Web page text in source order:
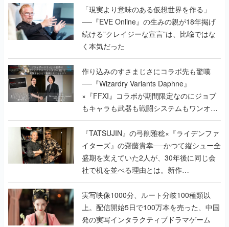
「現実より意味のある仮想世界を作る」
──『EVE Online』の生みの親が18年掲げ
続ける”クレイジーな宣言”は、比喩ではな
く本気だった
作り込みのすさまじさにコラボ先も驚嘆
──『Wizardry Variants Daphne』
×『FFXI』コラボが期間限定なのにジョブ
もキャラも武器も戦闘システムもワンオフ
で作り込まれた理由を両ディレクターに聞
く
『TATSUJIN』の弓削雅稔×『ライデンファ
イターズ』の齋藤貴幸──かつて縦シュー全
盛期を支えていた2人が、30年後に同じ会
社で机を並べる理由とは。新作
『TATSUJIN EXTREME』で初タッグを組
んだレジェンド2人に訊く開発秘話
実写映像1000分、ルート分岐100種類以
上。配信開始5日で100万本を売った、中国
発の実写インタラクティブドラマゲーム